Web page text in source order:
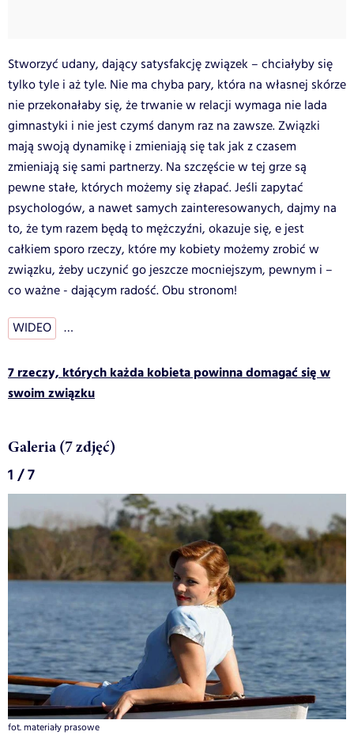
Stworzyć udany, dający satysfakcję związek – chciałyby się
tylko tyle i aż tyle. Nie ma chyba pary, która na własnej skórze
nie przekonałaby się, że trwanie w relacji wymaga nie lada
gimnastyki i nie jest czymś danym raz na zawsze. Związki
mają swoją dynamikę i zmieniają się tak jak z czasem
zmieniają się sami partnerzy. Na szczęście w tej grze są
pewne stałe, których możemy się złapać. Jeśli zapytać
psychologów, a nawet samych zainteresowanych, dajmy na
to, że tym razem będą to mężczyźni, okazuje się, e jest
całkiem sporo rzeczy, które my kobiety możemy zrobić w
związku, żeby uczynić go jeszcze mocniejszym, pewnym i –
co ważne - dającym radość. Obu stronom!
WIDEO …
7 rzeczy, których każda kobieta powinna domagać się w
swoim związku
Galeria (7 zdjęć)
1 / 7
fot. materiały prasowe